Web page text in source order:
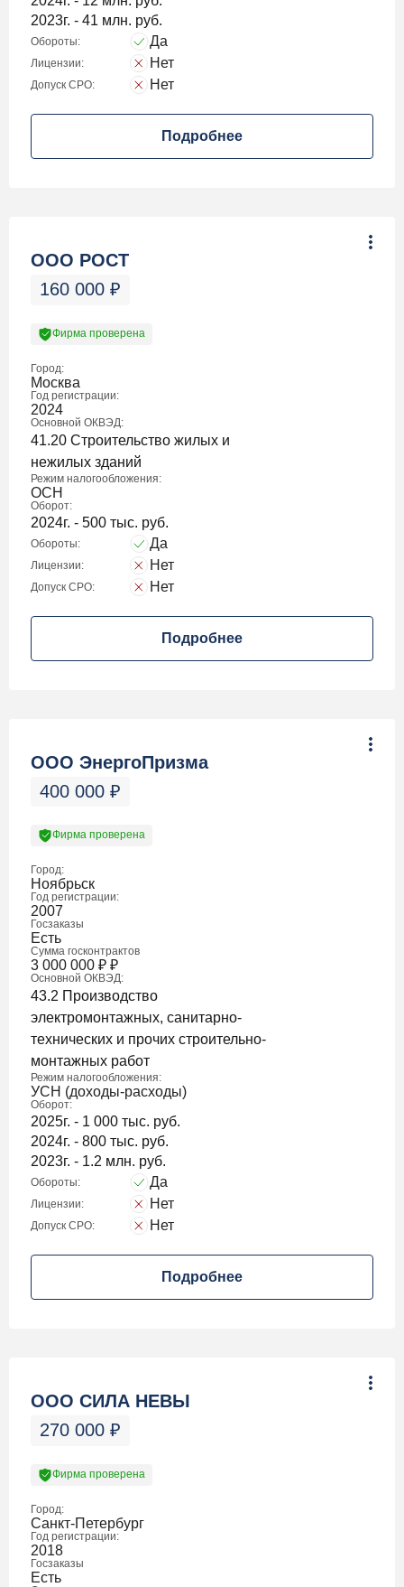
2023г. - 41 млн. руб.
Обороты: Да
Лицензии: Нет
Допуск СРО: Нет
Подробнее
ООО РОСТ
160 000 ₽
Фирма проверена
Город:
Москва
Год регистрации:
2024
Основной ОКВЭД:
41.20 Строительство жилых и
нежилых зданий
Режим налогообложения:
ОСН
Оборот:
2024г. - 500 тыс. руб.
Обороты: Да
Лицензии: Нет
Допуск СРО: Нет
Подробнее
ООО ЭнергоПризма
400 000 ₽
Фирма проверена
Город:
Ноябрьск
Год регистрации:
2007
Госзаказы
Есть
Сумма госконтрактов
3 000 000 ₽ ₽
Основной ОКВЭД:
43.2 Производство
электромонтажных, санитарно-
технических и прочих строительно-
монтажных работ
Режим налогообложения:
УСН (доходы-расходы)
Оборот:
2025г. - 1 000 тыс. руб.
2024г. - 800 тыс. руб.
2023г. - 1.2 млн. руб.
Обороты: Да
Лицензии: Нет
Допуск СРО: Нет
Подробнее
ООО СИЛА НЕВЫ
270 000 ₽
Фирма проверена
Город:
Санкт-Петербург
Год регистрации:
2018
Госзаказы
Есть